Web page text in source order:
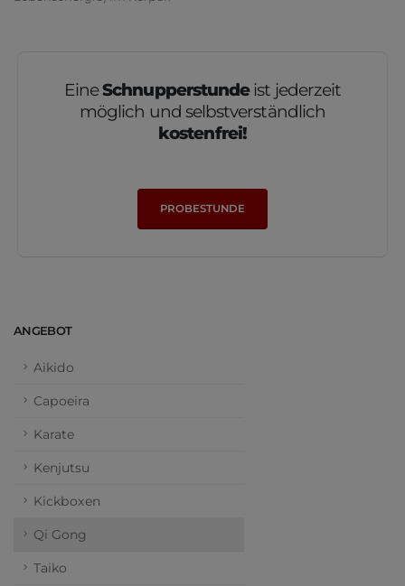
ANGEBOT
Aikido
Capoeira
Karate
Kenjutsu
Kickboxen
Qi Gong
Taiko
EineSchnupperstundeist jederzeit
möglich und selbstverständlich
kostenfrei!
PROBESTUNDE